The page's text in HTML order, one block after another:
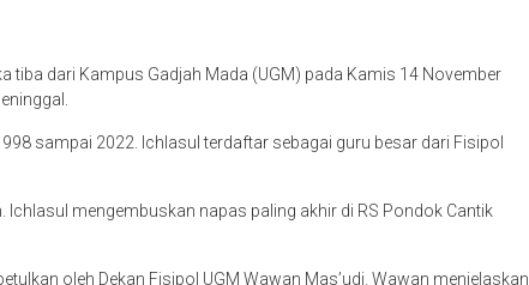
dari Kampus Gadjah Mada (UGM) pada Kamis 14 November
sampai 2022. Ichlasul terdaftar sebagai guru besar dari Fisipol
Ichlasul mengembuskan napas paling akhir di RS Pondok Cantik
oleh Dekan Fisipol UGM Wawan Mas’udi. Wawan menjelaskan